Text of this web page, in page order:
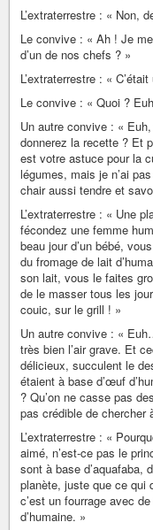
L’extraterrestre : « Non,
Le convive : « Ah ! Je
d’un de nos chefs ? »
L’extraterrestre : «
Le convive : « Quoi ?
Un autre convive : «
donnerez la recette ? Et
est votre astuce pour la
légumes, mais je n’ai
chair aussi tendre et
L’extraterrestre : « Une
fécondez une femme
beau jour d’un bébé,
du fromage de lait
son lait, vous le faites
de le masser tous les
couic, sur le grill ! »
Un autre convive : «
très bien l’air grave. Et
délicieux, succulent le
étaient à base d’œuf
? Qu’on ne casse pas
pas crédible de chercher
L’extraterrestre : «
aimé, n’est-ce pas le
sont à base d’aquafaba,
planète, juste que ce qui
c’est un fourrage avec
d’humaine. »